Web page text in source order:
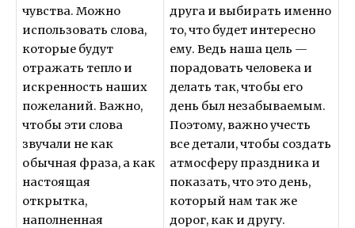
чувства. Можно
использовать слова,
которые будут
отражать тепло и
искренность наших
пожеланий. Важно,
чтобы эти слова
звучали не как
обычная фраза, а как
настоящая
открытка,
наполненная
друга и выбирать именно
то, что будет интересно
ему. Ведь наша цель —
порадовать человека и
делать так, чтобы его
день был незабываемым.
Поэтому, важно учесть
все детали, чтобы создать
атмосферу праздника и
показать, что это день,
который нам так же
дорог, как и другу.